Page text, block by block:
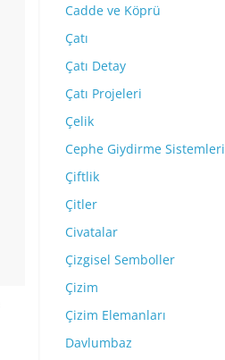
Cadde ve Köprü
Çatı
Çatı Detay
Çatı Projeleri
Çelik
Cephe Giydirme Sistemleri
Çiftlik
Çitler
Civatalar
Çizgisel Semboller
Çizim
Çizim Elemanları
Davlumbaz